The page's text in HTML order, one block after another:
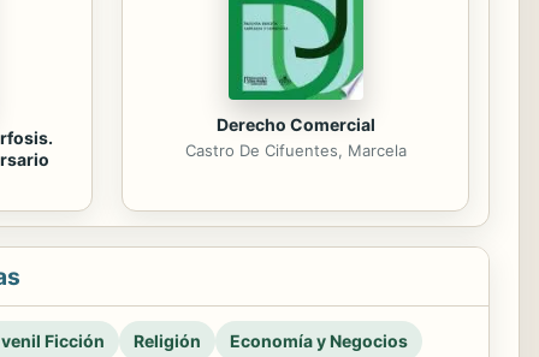
Derecho Comercial
Castro De Cifuentes, Marcela
Ficción Religión
Economía y Negocios